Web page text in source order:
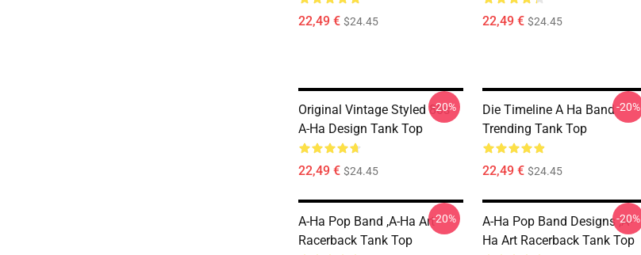
22,49 € $24.45 22,49 € $24.45
Original Vintage Styled 80s
A-Ha Design Tank Top
22,49 € $24.45
-20%
Die Timeline A Ha Band
Trending Tank Top
22,49 € $24.45
-20%
A-Ha Pop Band ,A-Ha Art
Racerback Tank Top
-20%
A-Ha Pop Band Designs ,A-
Ha Art Racerback Tank Top
-20%